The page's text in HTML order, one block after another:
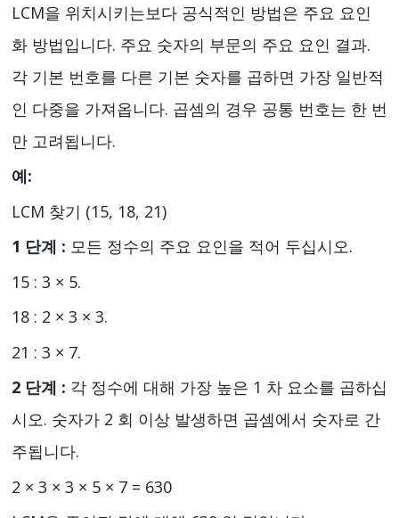
LCM을 위치시키는보다 공식적인 방법은 주요 요인
화 방법입니다. 주요 숫자의 부문의 주요 요인 결과.
각 기본 번호를 다른 기본 숫자를 곱하면 가장 일반적
인 다중을 가져옵니다. 곱셈의 경우 공통 번호는 한 번
만 고려됩니다.
예:
LCM 찾기 (15, 18, 21)
1 단계 : 모든 정수의 주요 요인을 적어 두십시오.
15 : 3 × 5.
18 : 2 × 3 × 3.
21 : 3 × 7.
2 단계 : 각 정수에 대해 가장 높은 1 차 요소를 곱하십
시오. 숫자가 2 회 이상 발생하면 곱셈에서 숫자로 간
주됩니다.
2 × 3 × 3 × 5 × 7 = 630